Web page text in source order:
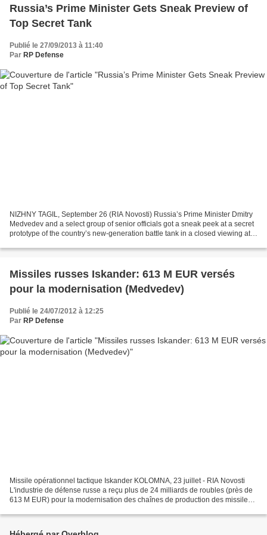
Russia’s Prime Minister Gets Sneak Preview of
Top Secret Tank
Publié le 27/09/2013 à 11:40
Par RP Defense
NIZHNY TAGIL, September 26 (RIA Novosti) Russia’s Prime Minister Dmitry
Medvedev and a select group of senior officials got a sneak peek at a secret
prototype of the country’s new-generation battle tank in a closed viewing at
Missiles russes Iskander: 613 M EUR versés
pour la modernisation (Medvedev)
Publié le 24/07/2012 à 12:25
Par RP Defense
Missile opérationnel tactique Iskander KOLOMNA, 23 juillet - RIA Novosti
L'industrie de défense russe a reçu plus de 24 milliards de roubles (près de
613 M EUR) pour la modernisation des chaînes de production des missiles